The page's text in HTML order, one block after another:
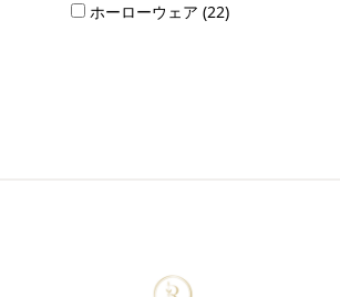
ホーローウェア (22)